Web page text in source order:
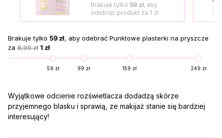
Brakuje tylko 59 zł, aby
odebrać produkt za 1 zł
Brakuje tylko 59 zł, aby odebrać Punktowe plasterki na pryszcze
za 8,99 zł 1 zł
59 zł 99 zł 159 zł 249 zł
Wyjątkowe odcienie rozświetlacza dodadzą skórze
przyjemnego blasku i sprawią, ze makijaż stanie się bardziej
interesujący!